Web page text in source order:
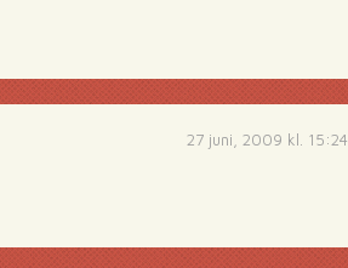
27 juni, 2009 kl. 15:24